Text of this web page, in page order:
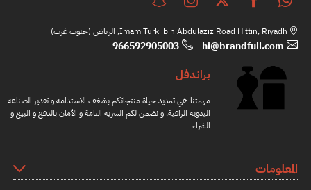
Imam Turki bin Abdulaziz Road Hittin, Riyadh, الرياض (جنوب غرب)
hi@brandfull.com
966592905003
براندفل
مهمتنا هي تمديد حياة منتجاتكم بشغف الاستدامة و تقدير الصناعة
اليدويه الراقية، و نضمن لكم السريه التامة و الأمان بالدفع و البيع و
الشراء
المعلومات